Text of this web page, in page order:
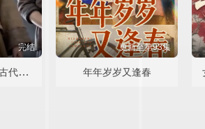
完结
逃荒种田，我在古代靠囤货躺赢
更新至第93集
年年岁岁又逢春